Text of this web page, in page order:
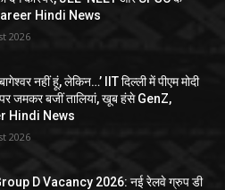
Hindi News
2026
बागेश्वर नहीं हूं, लेकिन…’ IIT दिल्ली में पीएम मोदी
पर जमकर बजीं तालियां, खूब हंसे GenZ,
Hindi News
2026
D Vacancy 2026: नई रेलवे ग्रुप डी